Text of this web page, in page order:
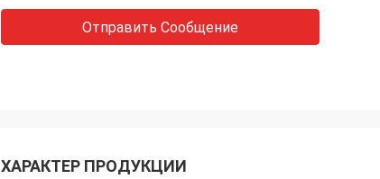
Отправить Сообщение
ХАРАКТЕР ПРОДУКЦИИ